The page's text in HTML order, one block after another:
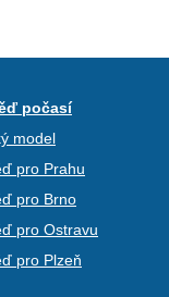
počasí
model
pro Prahu
pro Brno
pro Ostravu
pro Plzeň